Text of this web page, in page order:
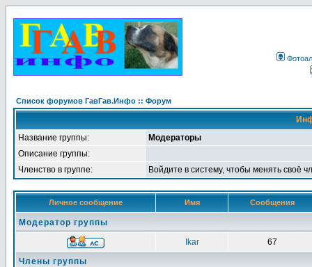
Список форумов ГавГав.Инфо :: Форум
Название группы:
Модераторы
Описание группы:
Членство в группе:
Войдите в систему, чтобы менять своё
Личное сообщение Имя Сообщения
Модератор группы
Ikar
67
Члены группы